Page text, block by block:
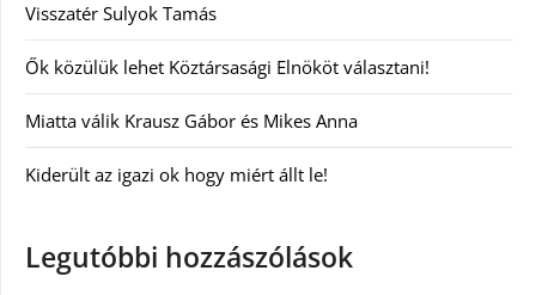
Visszatér Sulyok Tamás
Ők közülük lehet Köztársasági Elnököt választani!
Miatta válik Krausz Gábor és Mikes Anna
Kiderült az igazi ok hogy miért állt le!
Legutóbbi hozzászólások